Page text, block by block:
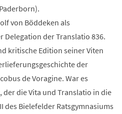
von Böddeken als
Delegation der Translatio 836.
kritische Edition seiner Viten
der
de Voragine. War es
der die Vita und Translatio in die
des Bielefelder Ratsgymnasiums